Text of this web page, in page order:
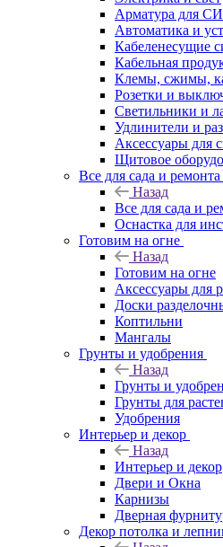
Арматура для
Автоматика и
Кабеленесущие
Кабельная
Клемы, сжимы,
Розетки и
Светильники и
Удлинители и
Аксессуары для
Щитовое
Все для сада и ремонта
Назад
Все для сада и
Оснастка для
Готовим на огне
Назад
Готовим на огне
Аксессуары для
Доски
Коптильни
Мангалы
Грунты и удобрения
Назад
Грунты и
Грунты для
Удобрения
Интерьер и декор
Назад
Интерьер и декор
Двери и Окна
Карнизы
Дверная
Декор потолка и